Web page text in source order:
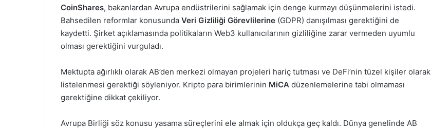
CoinShares, bakanlardan Avrupa endüstrilerini sağlamak için denge kurmayı düşünmelerini istedi.
Bahsedilen reformlar konusunda Veri Gizliliği Görevlilerine (GDPR) danışılması gerektiğini de
kaydetti. Şirket açıklamasında politikaların Web3 kullanıcılarının gizliliğine zarar vermeden uyumlu
olması gerektiğini vurguladı.
Mektupta ağırlıklı olarak AB’den merkezi olmayan projeleri hariç tutması ve DeFi’nin tüzel kişiler olarak
listelenmesi gerektiği söyleniyor. Kripto para birimlerinin MiCA düzenlemelerine tabi olmaması
gerektiğine dikkat çekiliyor.
Avrupa Birliği söz konusu yasama süreçlerini ele almak için oldukça geç kaldı. Dünya genelinde AB